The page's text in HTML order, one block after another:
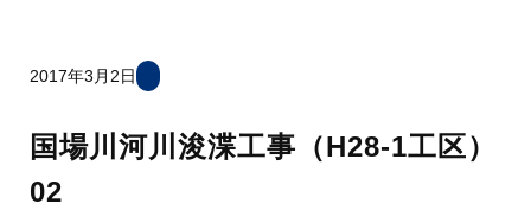
2017年3月2日
国場川河川浚渫工事（H28-1工区）
02